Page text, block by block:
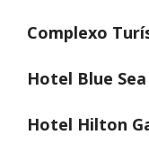
Complexo
Hotel Blue Sea
Hotel Hilton